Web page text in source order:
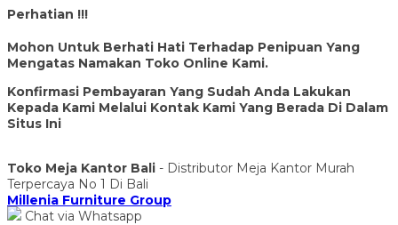
Perhatian !!!
Mohon Untuk Berhati Hati Terhadap Penipuan Yang
Mengatas Namakan Toko Online Kami.
Konfirmasi Pembayaran Yang Sudah Anda Lakukan
Kepada Kami Melalui Kontak Kami Yang Berada Di Dalam
Situs Ini
Toko Meja Kantor Bali - Distributor Meja Kantor Murah
Terpercaya No 1 Di Bali
Millenia Furniture Group
Chat via Whatsapp